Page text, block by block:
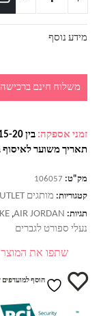
מידע נוסף
משלוח חינם ברכישה מעל
זמני אספקה: בין 15-20 ימי עסקים
תאריך משוער לאיסוף בין ה - 04 ספטמבר ל
מק"ט: 106057
קטגוריות: מותגים OUTLET
תגיות: AIR JORDAN
,
נעלי ספורט לגברים
שתפו את
הוסף